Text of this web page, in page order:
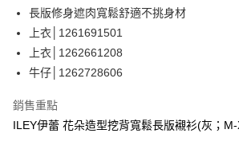
元大商業銀行
玉山商業銀行
台新國際商業銀行
台灣樂天信用卡公司
悠遊付
全盈+PAY
大哥付你分期
【大哥付你分期使用說明】
1.本服務由台灣大哥大提供，台灣大哥大用戶可立即
AFTEE先享後付
長版修身遮肉寬鬆舒適不挑身材
上衣│1261691501
上衣│1262661208
牛仔│1262728606
銷售重點
ILEY伊蕾 花朵造型挖背寬鬆長版襯衫(灰；